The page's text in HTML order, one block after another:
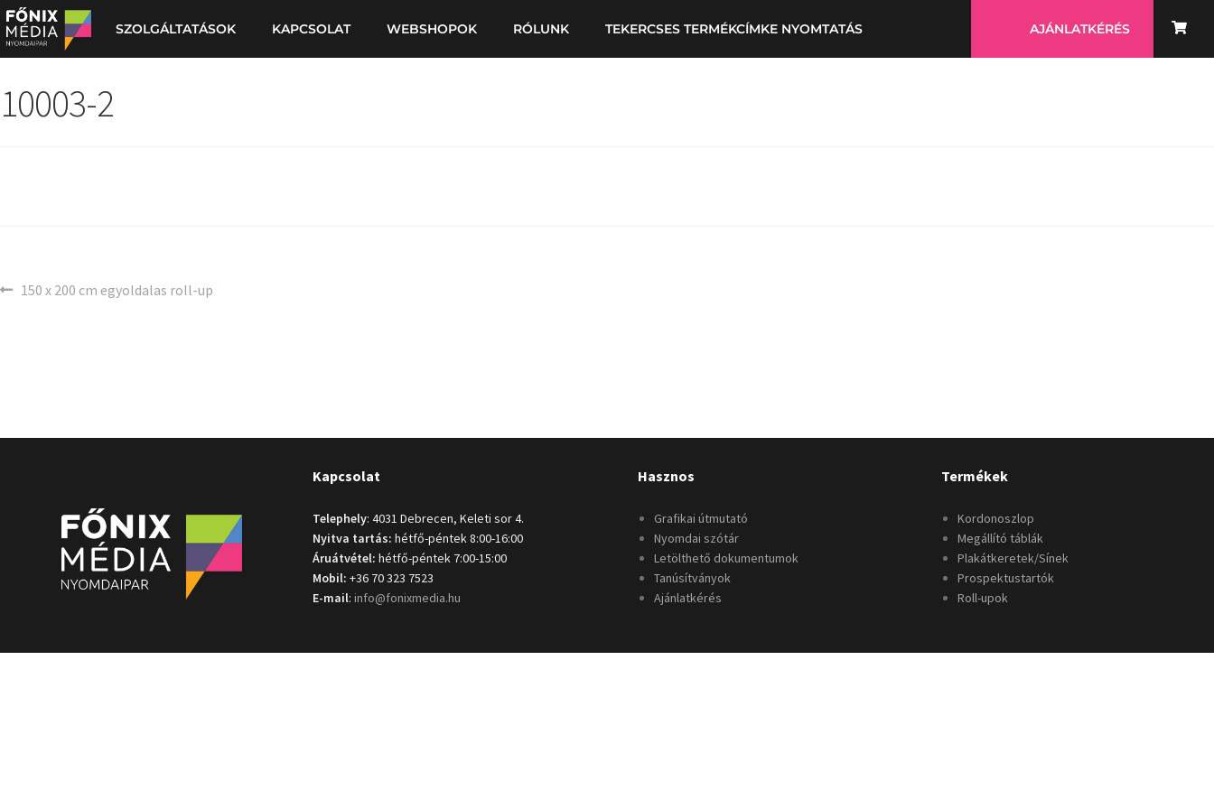
SZOLGÁLTATÁSOK KAPCSOLAT WEBSHOPOK RÓLUNK TEKERCSES TERMÉKCÍMKE NYOMTATÁS AJÁNLATKÉRÉS
10003-2
150 x 200 cm egyoldalas roll-up
Kapcsolat
Telephely: 4031 Debrecen, Keleti sor 4.
Nyitva tartás: hétfő-péntek 8:00-16:00
Áruátvétel: hétfő-péntek 7:00-15:00
Mobil: +36 70 323 7523
E-mail: info@fonixmedia.hu
Hasznos
Grafikai útmutató
Nyomdai szótár
Letölthető dokumentumok
Tanúsítványok
Ajánlatkérés
Termékek
Kordonoszlop
Megállító táblák
Plakátkeretek/Sínek
Prospektustartók
Roll-upok